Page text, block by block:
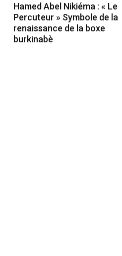
Hamed Abel Nikiéma : « Le
Percuteur » Symbole de la
renaissance de la boxe
burkinabè